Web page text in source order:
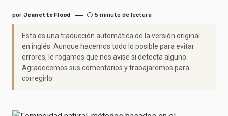
por Jeanette Flood 5 minuto de lectura
Esta es una traducción automática de la versión original
en inglés. Aunque hacemos todo lo posible para evitar
errores, le rogamos que nos avise si detecta alguno.
Agradecemos sus comentarios y trabajaremos para
corregirlo.